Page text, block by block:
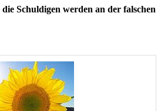
Schuldigen werden an der falschen